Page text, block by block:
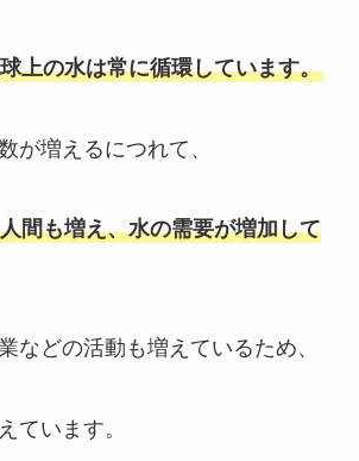
上の水は常に循環しています。
が増えるにつれて、
間も増え、水の需要が増加して
などの活動も増えているため、
ています。